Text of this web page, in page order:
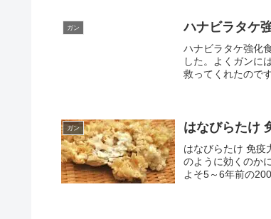
ガン ハナビラタケ
ハナビラタケ強化
した。よくガンに
救ってくれたので
ガン はなびらたけ
はなびらたけ 免疫
のように効くのか
よそ5～6年前の